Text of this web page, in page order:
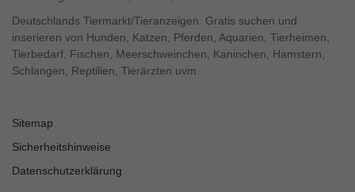
Deutschlands Tiermarkt/Tieranzeigen. Gratis suchen und
inserieren von Hunden, Katzen, Pferden, Aquarien, Tierheimen,
Tierbedarf, Fischen, Meerschweinchen, Kaninchen, Hamstern,
Schlangen, Reptilien, Tierärzten uvm.
Sitemap
Sicherheitshinweise
Datenschutzerklärung